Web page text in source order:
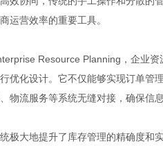
运营效率的重要工具。
Resource Planning，企业
优化设计。它不仅能够实现订单管
物流服务等系统无缝对接，确保信
极大地提升了库存管理的精确度和